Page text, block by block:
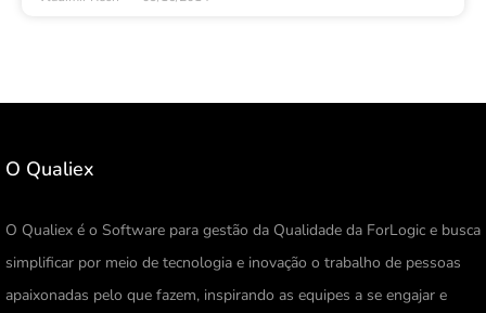
O Qualiex
O Qualiex é o Software para gestão da Qualidade da ForLogic e busca
simplificar por meio de tecnologia e inovação o trabalho de pessoas
apaixonadas pelo que fazem, inspirando as equipes a se engajar e